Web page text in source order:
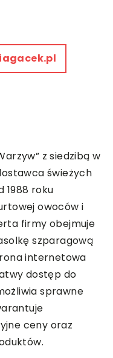
z siedzibą w
świeżych
1988 roku
owoców i
firmy obejmuje
szparagową
internetowa
dostęp do
sprawne
ceny oraz